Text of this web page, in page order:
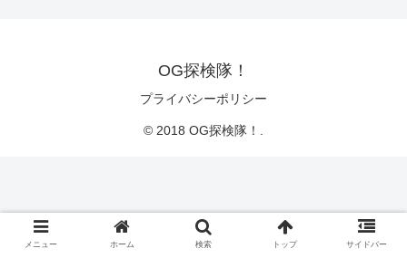
OG探検隊！
プライバシーポリシー
© 2018 OG探検隊！.
メニュー ホーム 検索 トップ サイドバー